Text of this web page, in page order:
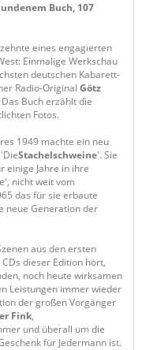
Buch, 107
eines engagierten
Einmalige Werkschau
deutschen Kabarett-
Radio-Original Götz
Buch erzählt die
Fotos.
1949 machte ein neu
Stachelschweine'. Sie
einige Jahre in ihre
nicht weit vom
das für sie erbaute
neue Generation der
aus den ersten
dieser Edition hört,
noch heute wirksamen
Leistungen immer wieder
der großen Vorgänger
Fink,
und überall um die
für Jedermann ist.